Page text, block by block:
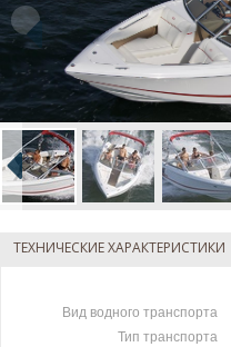
ТЕХНИЧЕСКИЕ ХАРАКТЕРИСТИКИ
Вид водного транспорта
Тип транспорта